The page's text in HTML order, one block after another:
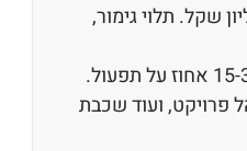
לפרויקט בית פרטי של 250 מ"ר: 1.6 עד 2.2 מיליון שקל. תלוי גימור,
מנהל פרויקט, ועוד שכבת